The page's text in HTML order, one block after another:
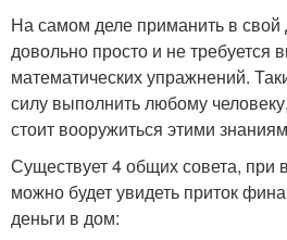
На самом деле приманить в свой
довольно просто и не
математических упражнений.
силу выполнить любому
стоит вооружиться этими
Существует 4 общих совета, при
можно будет увидеть приток
деньги в дом: